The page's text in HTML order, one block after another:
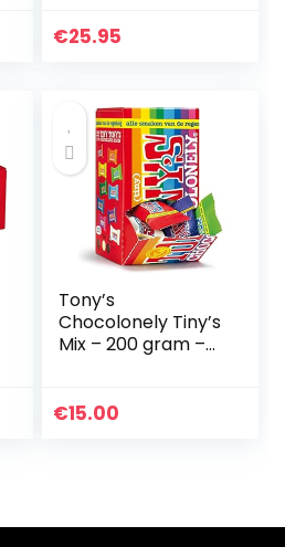
Koolhydraatarm –
€25.95
Tony’s
Chocolonely Tiny’s
Mix – 200 gram –
€15.00